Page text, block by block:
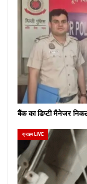
बैंक का डिप्टी मैनेजर
क्राइम LIVE